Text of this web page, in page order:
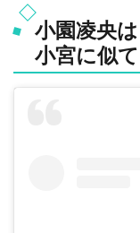
小園凌央
小宮に似